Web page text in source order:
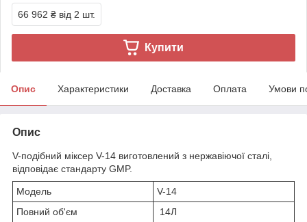
66 962 ₴ від 2 шт.
Купити
Опис Характеристики Доставка Оплата Умови
Опис
V-подібний міксер V-14 виготовлений з нержавіючої сталі,
відповідає стандарту GMP.
Модель
V-14
Повний об'єм
14Л